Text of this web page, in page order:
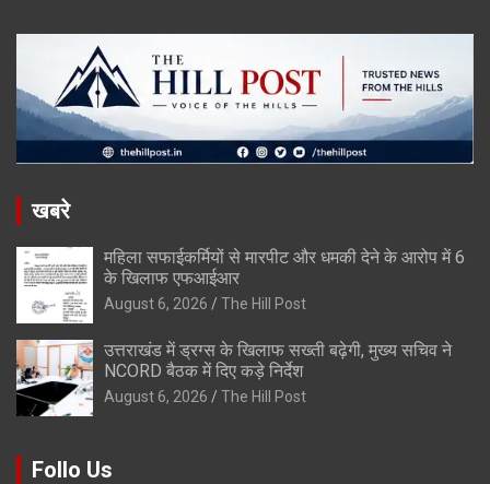
खबरे
महिला सफाईकर्मियों से मारपीट और धमकी देने के आरोप में 6
के खिलाफ एफआईआर
August 6, 2026 The Hill Post
उत्तराखंड में ड्रग्स के खिलाफ सख्ती बढ़ेगी, मुख्य सचिव ने
NCORD बैठक में दिए कड़े निर्देश
August 6, 2026 The Hill Post
Follo Us